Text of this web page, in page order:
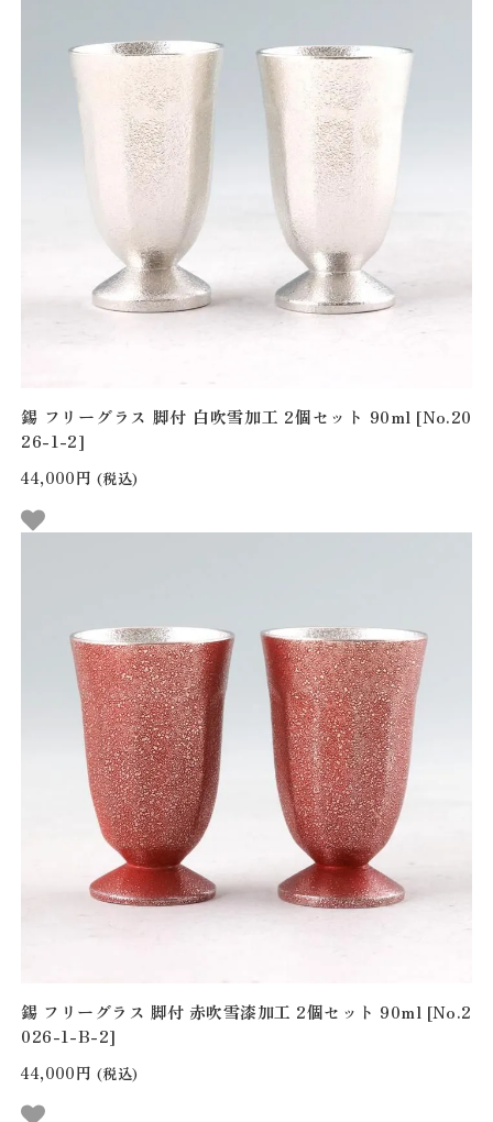
錫 フリーグラス 脚付 白吹雪加工 2個セット 90ml [No.20
26-1-2]
44,000円 (税込)
錫 フリーグラス 脚付 赤吹雪漆加工 2個セット 90ml [No.2
026-1-B-2]
44,000円 (税込)